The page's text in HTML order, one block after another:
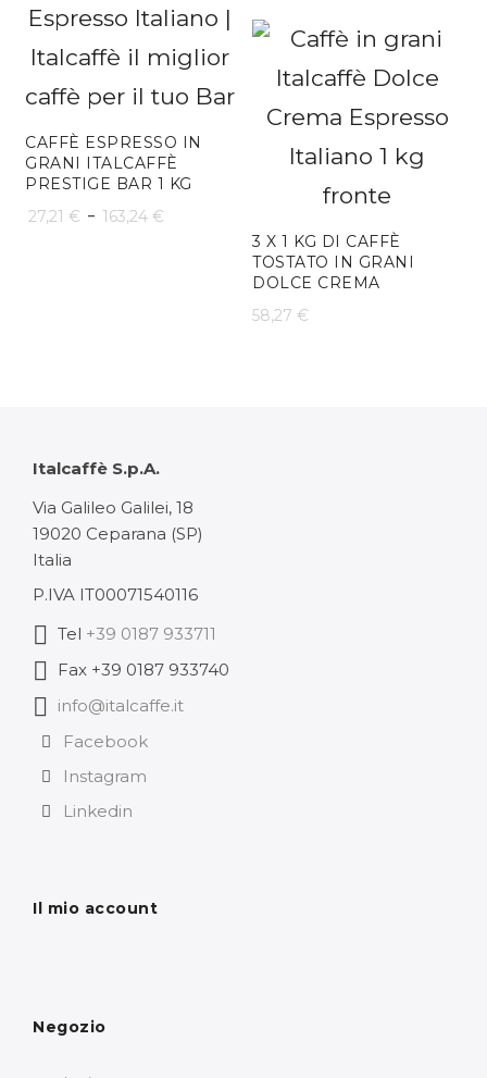
8,54 €
a
102,48 €
prezzo:
da
34,16 €
a
CAFFÈ ESPRESSO IN
GRANI ITALCAFFÈ
PRESTIGE BAR 1 KG
27,21 € - 163,24 €
3 X 1 KG DI CAFFÈ
TOSTATO IN GRANI
DOLCE CREMA
58,27 €
Italcaffè S.p.A.
Via Galileo Galilei, 18
19020 Ceparana (SP)
Italia
P.IVA IT00071540116
Tel +39 0187 933711
Fax +39 0187 933740
info@italcaffe.it
Facebook
Instagram
Linkedin
Il mio account
Negozio